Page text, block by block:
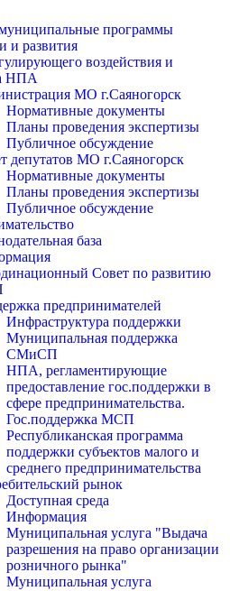
программы
и развития
воздействия и
НПА
МО г.Саяногорск
Нормативные документы
Планы проведения экспертизы
Публичное обсуждение
депутатов МО г.Саяногорск
Нормативные документы
Планы проведения экспертизы
Публичное обсуждение
база
Совет по развитию
предпринимателей
Инфраструктура поддержки
Муниципальная поддержка
СМиСП
НПА, регламентирующие
предоставление гос.поддержки в
сфере предпринимательства.
Гос.поддержка МСП
Республиканская программа
поддержки субъектов малого и
среднего предпринимательства
рынок
Доступная среда
Информация
Муниципальная услуга "Выдача
разрешения на право организации
розничного рынка"
Муниципальная услуга